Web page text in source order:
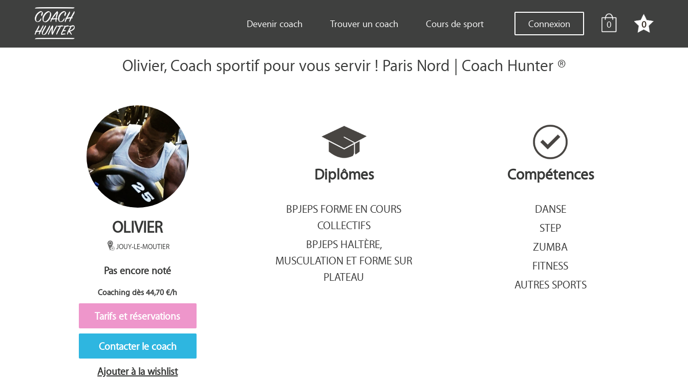
Connexion 0 0
Devenir coach Trouver un coach Cours de sport
Olivier, Coach sportif pour vous servir ! Paris Nord | Coach Hunter ®
OLIVIER
JOUY-LE-MOUTIER
Pas encore noté
Coaching dès 44,70 €/h
Tarifs et réservations
Contacter le coach
Ajouter à la wishlist
Diplômes
BPJEPS FORME EN COURS
COLLECTIFS
BPJEPS HALTÈRE,
MUSCULATION ET FORME SUR
PLATEAU
Compétences
DANSE
STEP
ZUMBA
FITNESS
AUTRES SPORTS